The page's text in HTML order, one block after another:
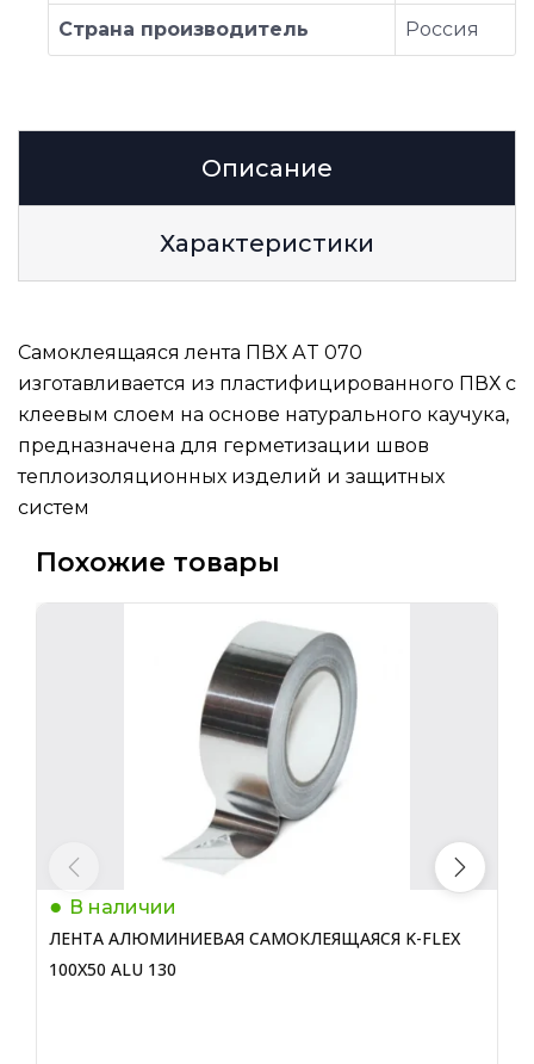
Страна производитель Россия
Описание
Характеристики
Самоклеящаяся лента ПВХ АT 070
изготавливается из пластифицированного ПВХ с
клеевым слоем на основе натурального каучука,
предназначена для герметизации швов
теплоизоляционных изделий и защитных
систем
Похожие товары
В наличии
ЛЕНТА АЛЮМИНИЕВАЯ САМОКЛЕЯЩАЯСЯ K-FLEX
100Х50 ALU 130